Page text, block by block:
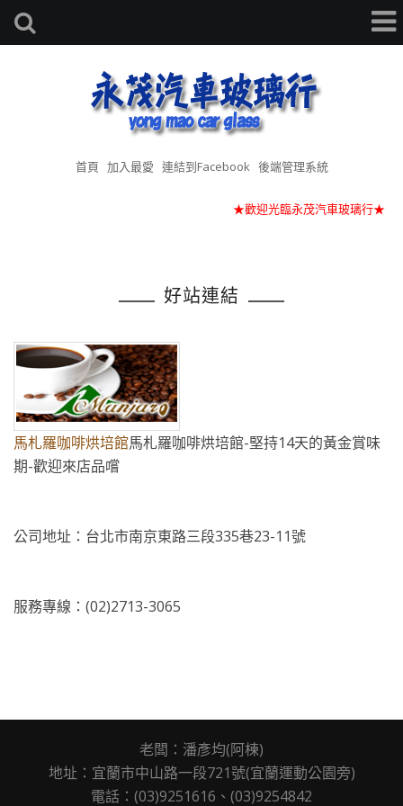
首頁 加入最愛 連結到Facebook 後端管理系統
★歡迎光臨永茂汽車玻璃行★
★歡迎光臨永茂汽車玻璃行★
好站連結
馬札羅咖啡烘培館馬札羅咖啡烘培館-堅持14天的黃金賞味
期-歡迎來店品嚐
公司地址：台北市南京東路三段335巷23-11號
服務專線：(02)2713-3065
老闆：潘彥均(阿棟)
地址：宜蘭市中山路一段721號(宜蘭運動公園旁)
電話：(03)9251616、(03)9254842